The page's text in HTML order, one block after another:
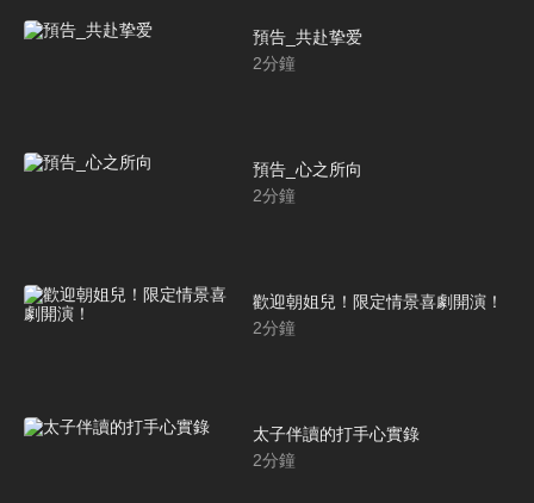
預告_共赴挚爱
2分鐘
預告_心之所向
2分鐘
歡迎朝姐兒！限定情景喜劇開演！
2分鐘
太子伴讀的打手心實錄
2分鐘